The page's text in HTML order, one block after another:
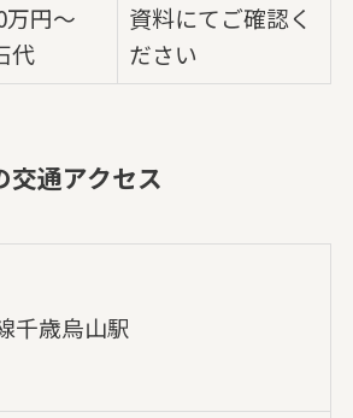
万円～
代
資料にてご確認く
ださい
交通アクセス
千歳烏山駅